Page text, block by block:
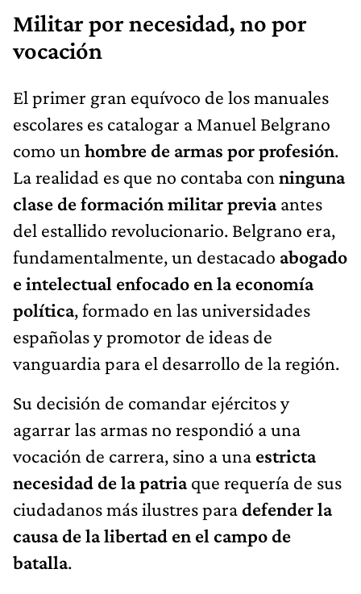
Militar por necesidad, no por
vocación
El primer gran equívoco de los manuales
escolares es catalogar a Manuel Belgrano
como un hombre de armas por profesión.
La realidad es que no contaba con ninguna
clase de formación militar previaantes
del estallido revolucionario. Belgrano era,
fundamentalmente, un destacado abogado
e intelectual enfocado en la economía
política, formado en las universidades
españolas y promotor de ideas de
vanguardia para el desarrollo de la región.
Su decisión de comandar ejércitos y
agarrar las armas no respondió a una
vocación de carrera, sino a una estricta
necesidad de la patriaque requería de sus
ciudadanos más ilustres paradefender la
causa de la libertad en el campo de
batalla.